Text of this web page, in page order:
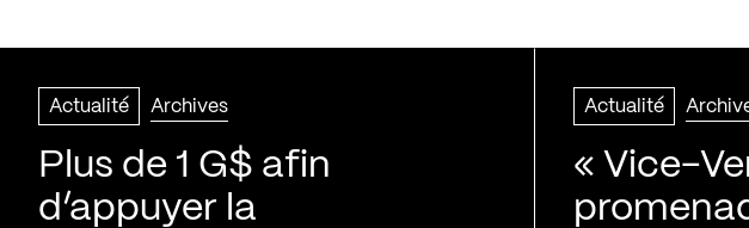
Actualité Archives
Plus de 1 G$ afin
d’appuyer la
Actualité
« Vice-